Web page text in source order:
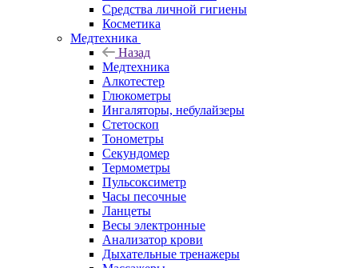
Средства личной гигиены
Косметика
Медтехника
Назад
Медтехника
Алкотестер
Глюкометры
Ингаляторы, небулайзеры
Стетоскоп
Тонометры
Секундомер
Термометры
Пульсоксиметр
Часы песочные
Ланцеты
Весы электронные
Анализатор крови
Дыхательные тренажеры